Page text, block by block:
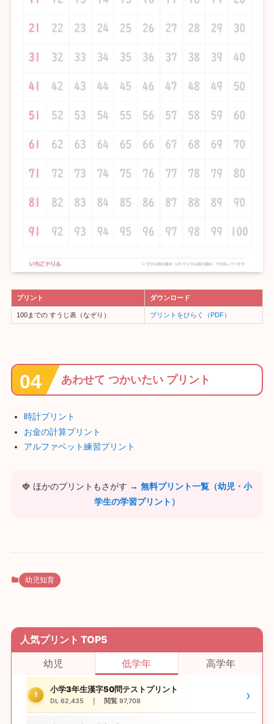
プリント ダウンロード
100までの すうじ表（なぞり） プリントをひらく（PDF）
あわせて つかいたい プリント
時計プリント
お金の計算プリント
アルファベット練習プリント
🍓 ほかのプリントもさがす → 無料プリント一覧（幼児・小
学生の学習プリント）
幼児知育
人気プリント TOP5
幼児
低学年 高学年
1
小学3年生漢字50問テストプリント
DL 62,435 ｜ 閲覧 97,708 ›